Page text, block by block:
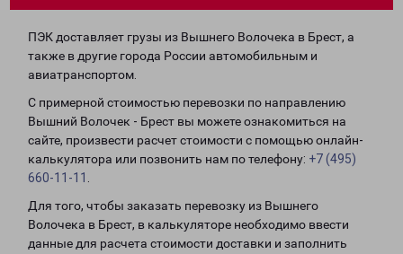
ПЭК доставляет грузы из Вышнего Волочека в Брест, а
также в другие города России автомобильным и
авиатранспортом.
С примерной стоимостью перевозки по направлению
Вышний Волочек - Брест вы можете ознакомиться на
сайте, произвести расчет стоимости с помощью онлайн-
калькулятора или позвонить нам по телефону: +7 (495)
660-11-11
Для того, чтобы заказать перевозку из Вышнего
Волочека в Брест, в калькуляторе необходимо ввести
данные для расчета стоимости доставки и заполнить